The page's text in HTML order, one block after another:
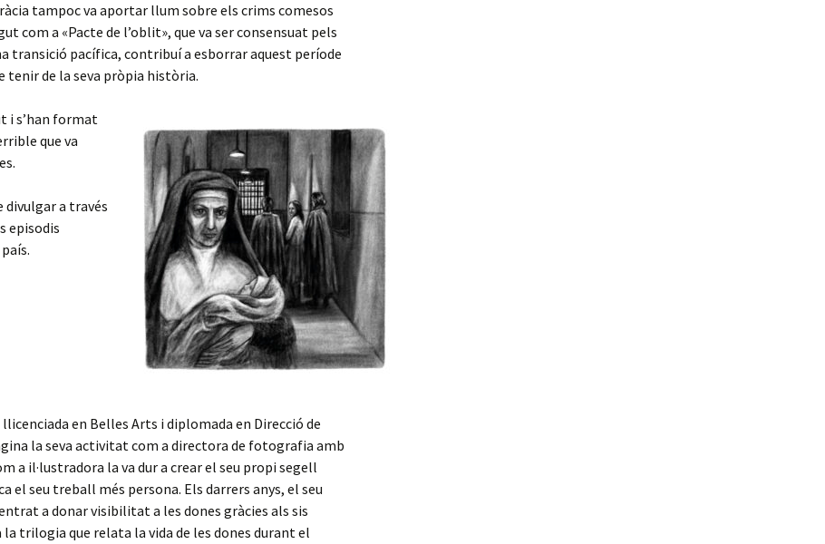
tampoc va aportar llum sobre els crims comesos
com a «Pacte de l’oblit», que va ser consensuat pels
transició pacífica, contribuí a esborrar aquest període
tenir de la seva pròpia història.
i s’han format
que va
divulgar a través
episodis
llicenciada en Belles Arts i diplomada en Direcció de
la seva activitat com a directora de fotografia amb
a il·lustradora la va dur a crear el seu propi segell
el seu treball més persona. Els darrers anys, el seu
a donar visibilitat a les dones gràcies als sis
la trilogia que relata la vida de les dones durant el